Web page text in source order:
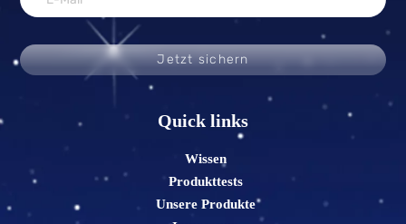
Jetzt sichern
Quick links
Wissen
Produkttests
Unsere Produkte